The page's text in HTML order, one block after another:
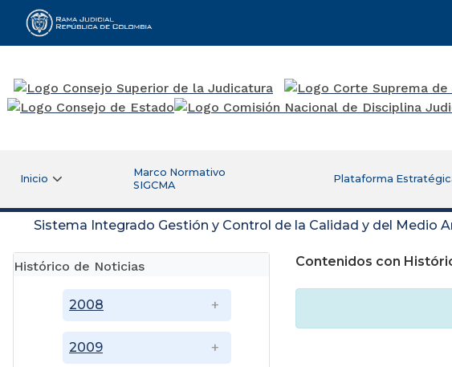
Rama Judicial
Inicio
Marco Normativo
SIGCMA
Plataforma
Sistema Integrado Gestión y Control de la Calidad y del Medio
Histórico de Noticias
2008
2009
Contenidos con